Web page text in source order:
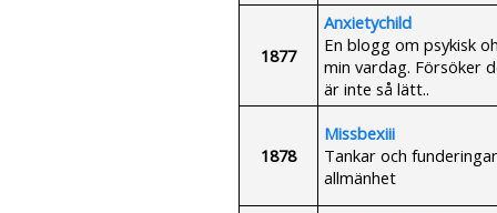
1877
Anxietychild
En blogg om psykisk
min vardag. Försöker
är inte så lätt..
1878
Missbexiii
Tankar och
allmänhet